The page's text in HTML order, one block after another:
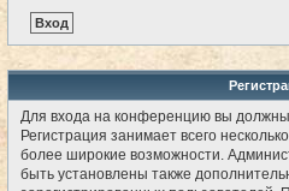
Для входа на конференцию вы
Регистрация занимает всего
более широкие возможности.
быть установлены также